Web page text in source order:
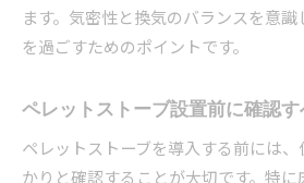
ます。気密性と換気のバランスを意
を過ごすためのポイントです。
ペレットストーブ設置前に確認
ペレットストーブを導入する前には
かりと確認することが大切です。特